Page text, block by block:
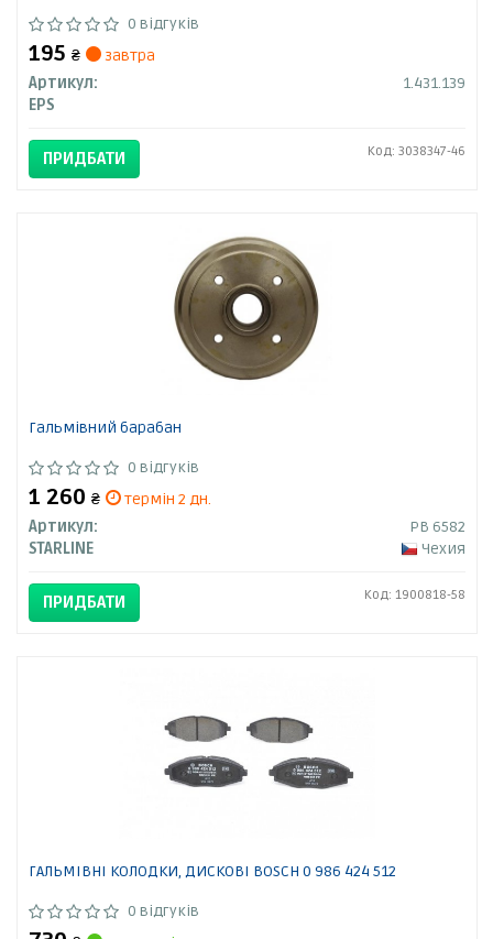
0 відгуків
195 ₴
завтра
Артикул:
1.431.139
EPS
ПРИДБАТИ Код: 3038347-46
Гальмівний барабан
0 відгуків
1 260 ₴
термін 2 дн.
Артикул:
PB 6582
STARLINE
Чехия
ПРИДБАТИ Код: 1900818-58
ГАЛЬМІВНІ КОЛОДКИ, ДИСКОВІ BOSCH 0 986 424 512
0 відгуків